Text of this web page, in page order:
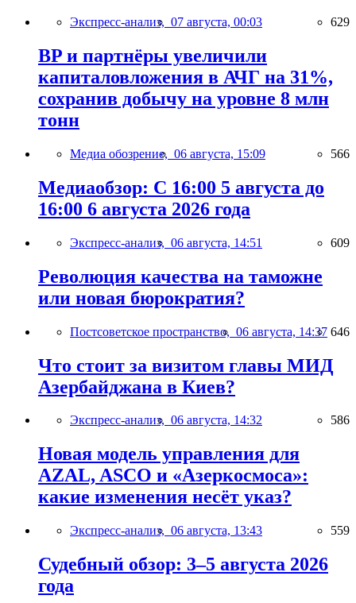
Экспресс-анализ, 07 августа, 00:03 629
BP и партнёры увеличили
капиталовложения в АЧГ на 31%,
сохранив добычу на уровне 8 млн
тонн
Медиа обозрение, 06 августа, 15:09 566
Медиаобзор: С 16:00 5 августа до
16:00 6 августа 2026 года
Экспресс-анализ, 06 августа, 14:51 609
Революция качества на таможне
или новая бюрократия?
Постсоветское пространство, 06 августа, 14:37 646
Что стоит за визитом главы МИД
Азербайджана в Киев?
Экспресс-анализ, 06 августа, 14:32 586
Новая модель управления для
AZAL, ASCO и «Азеркосмоса»:
какие изменения несёт указ?
Экспресс-анализ, 06 августа, 13:43 559
Судебный обзор: 3–5 августа 2026
года